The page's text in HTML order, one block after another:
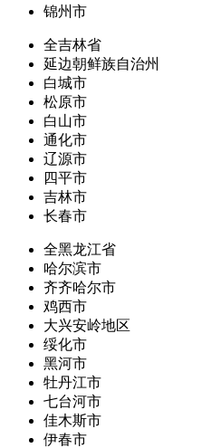
锦州市
全吉林省
延边朝鲜族自治州
白城市
松原市
白山市
通化市
辽源市
四平市
吉林市
长春市
全黑龙江省
哈尔滨市
齐齐哈尔市
鸡西市
大兴安岭地区
绥化市
黑河市
牡丹江市
七台河市
佳木斯市
伊春市